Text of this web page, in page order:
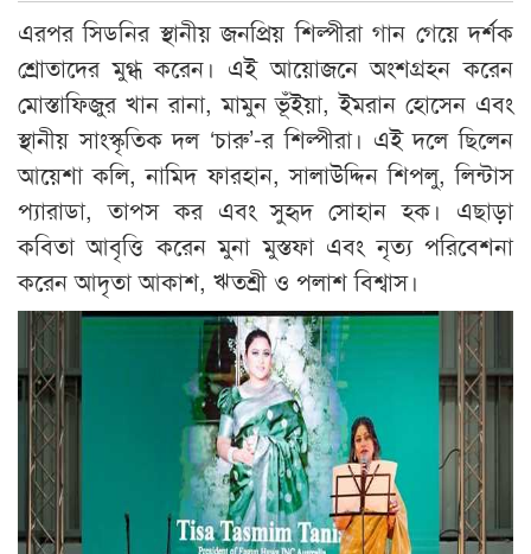
এরপর সিডনির স্থানীয় জনপ্রিয় শিল্পীরা গান গেয়ে দর্শক
শ্রোতাদের মুগ্ধ করেন। এই আয়োজনে অংশগ্রহন করেন
মোস্তাফিজুর খান রানা, মামুন ভূঁইয়া, ইমরান হোসেন এবং
স্থানীয় সাংস্কৃতিক দল ‘চারু’-র শিল্পীরা। এই দলে ছিলেন
আয়েশা কলি, নামিদ ফারহান, সালাউদ্দিন শিপলু, লিন্টাস
প্যারাডা, তাপস কর এবং সুহৃদ সোহান হক। এছাড়া
কবিতা আবৃত্তি করেন মুনা মুস্তফা এবং নৃত্য পরিবেশনা
করেন আদৃতা আকাশ, ঋতশ্রী ও পলাশ বিশ্বাস।